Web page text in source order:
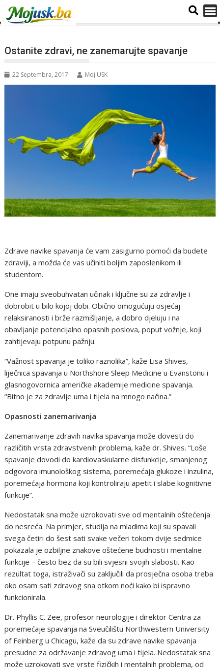
Ostanite zdravi, ne zanemarujte spavanje
22 Septembra, 2017 Moj USK
Zdrave navike spavanja će vam zasigurno pomoći da budete
zdraviji, a možda će vas učiniti boljim zaposlenikom ili
studentom.
One imaju sveobuhvatan učinak i ključne su za zdravlje i
dobrobit u bilo kojoj dobi. Obično omogućuju osjećaj
relaksiranosti i brže razmišljanje, a dobro djeluju i na
obavljanje potencijalno opasnih poslova, poput vožnje, koji
zahtijevaju potpunu pažnju.
“Važnost spavanja je toliko raznolika”, kaže Lisa Shives,
liječnica spavanja u Northshore Sleep Medicine u Evanstonu i
glasnogovornica američke akademije medicine spavanja.
“Bitno je za zdravlje uma i tijela na mnogo načina.”
Opasnosti zanemarivanja
Zanemarivanje zdravih navika spavanja može dovesti do
različitih vrsta zdravstvenih problema, kaže dr. Shives. “Loše
spavanje dovodi do kardiovaskularne disfunkcije, smanjenog
odgovora imunološkog sistema, poremećaja glukoze i inzulina,
poremećaja hormona koji kontroliraju apetit i slabe kognitivne
funkcije”.
Nedostatak sna može uzrokovati sve od mentalnih oštećenja
do nesreća. Na primjer, studija na mladima koji su spavali
svega četiri do šest sati svake večeri tokom dvije sedmice
pokazala je ozbiljne znakove oštećene budnosti i mentalne
funkcije – često bez da su bili svjesni svojih slabosti. Kao
rezultat toga, istraživači su zaključili da prosječna osoba treba
oko osam sati zdravog sna otkom noći kako bi ispravno
funkcionirala.
Dr. Phyllis C. Zee, profesor neurologije i direktor Centra za
poremećaje spavanja na Sveučilištu Northwestern University
of Feinberg u Chicagu, kaže da su zdrave navike spavanja
presudne za održavanje zdravog uma i tijela. Nedostatak sna
može uzrokovati sve vrste fizičkih i mentalnih problema, od